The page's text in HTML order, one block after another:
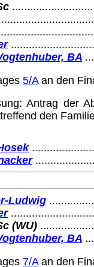
BA
5/Aan den
Antrag der
den
Ludwig
(WU)
BA
7/Aan den